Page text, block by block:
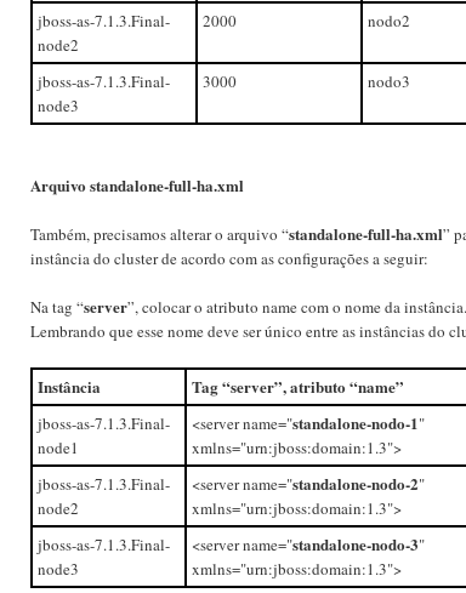
jboss-as-7.1.3.Final-
node2
2000 nodo2
jboss-as-7.1.3.Final-
node3
3000 nodo3
Arquivo standalone-full-ha.xml
Também, precisamos alterar o arquivo “standalone-full-ha.xml”
instância do cluster de acordo com as configurações a seguir:
Na tag “server”, colocar o atributo name com o nome da instância.
Lembrando que esse nome deve ser único entre as instâncias do
Instância Tag “server”, atributo “name”
jboss-as-7.1.3.Final-
node1
<server name="standalone-nodo-1"
xmlns="urn:jboss:domain:1.3">
jboss-as-7.1.3.Final-
node2
<server name="standalone-nodo-2"
xmlns="urn:jboss:domain:1.3">
jboss-as-7.1.3.Final-
node3
<server name="standalone-nodo-3"
xmlns="urn:jboss:domain:1.3">